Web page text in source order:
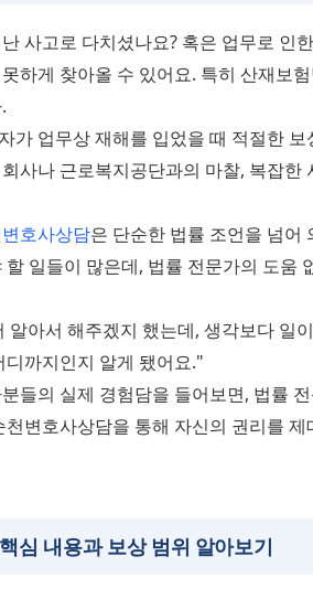
사고로 다치셨나요? 혹은 업무로 인
하게 찾아올 수 있어요. 특히 산재보
가 업무상 재해를 입었을 때 적절한
사나 근로복지공단과의 마찰, 복잡한
호사상담은 단순한 법률 조언을 넘어
일들이 많은데, 법률 전문가의 도움
알아서 해주겠지 했는데, 생각보다 일
까지인지 알게 됐어요."
들의 실제 경험담을 들어보면, 법률
변호사상담을 통해 자신의 권리를
심 내용과 보상 범위 알아보기